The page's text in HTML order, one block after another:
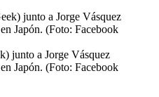
junto a Jorge Vásquez
Japón. (Foto: Facebook